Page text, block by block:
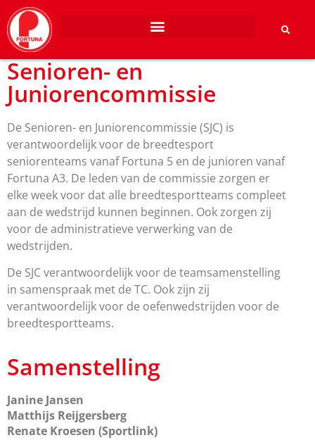
Senioren- en
Juniorencommissie
De Senioren- en Juniorencommissie (SJC) is
verantwoordelijk voor de breedtesport
seniorenteams vanaf Fortuna 5 en de junioren vanaf
Fortuna A3. De leden van de commissie zorgen er
elke week voor dat alle breedtesportteams compleet
aan de wedstrijd kunnen beginnen. Ook zorgen zij
voor de administratieve verwerking van de
wedstrijden.
De SJC verantwoordelijk voor de teamsamenstelling
in samenspraak met de TC. Ook zijn zij
verantwoordelijk voor de oefenwedstrijden voor de
breedtesportteams.
Samenstelling
Janine Jansen
Matthijs Reijgersberg
Renate Kroesen (Sportlink)